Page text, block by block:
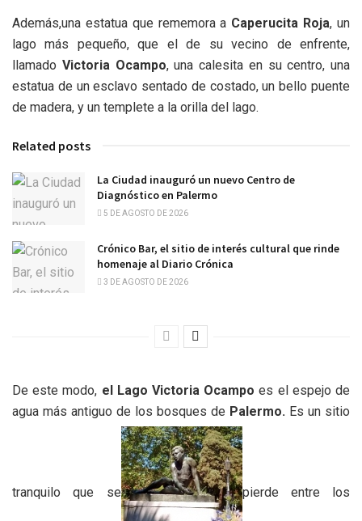
Además,una estatua que rememora a Caperucita Roja, un
lago más pequeño, que el de su vecino de enfrente,
llamado Victoria Ocampo, una calesita en su centro, una
estatua de un esclavo sentado de costado, un bello puente
de madera, y un templete a la orilla del lago.
Related posts
La Ciudad inauguró un nuevo Centro de
Diagnóstico en Palermo
5 DE AGOSTO DE 2026
Crónico Bar, el sitio de interés cultural que rinde
homenaje al Diario Crónica
3 DE AGOSTO DE 2026
De este modo, el Lago Victoria Ocampo es el espejo de
agua más antiguo de los bosques de Palermo. Es un sitio
tranquilo que se pierde entre los